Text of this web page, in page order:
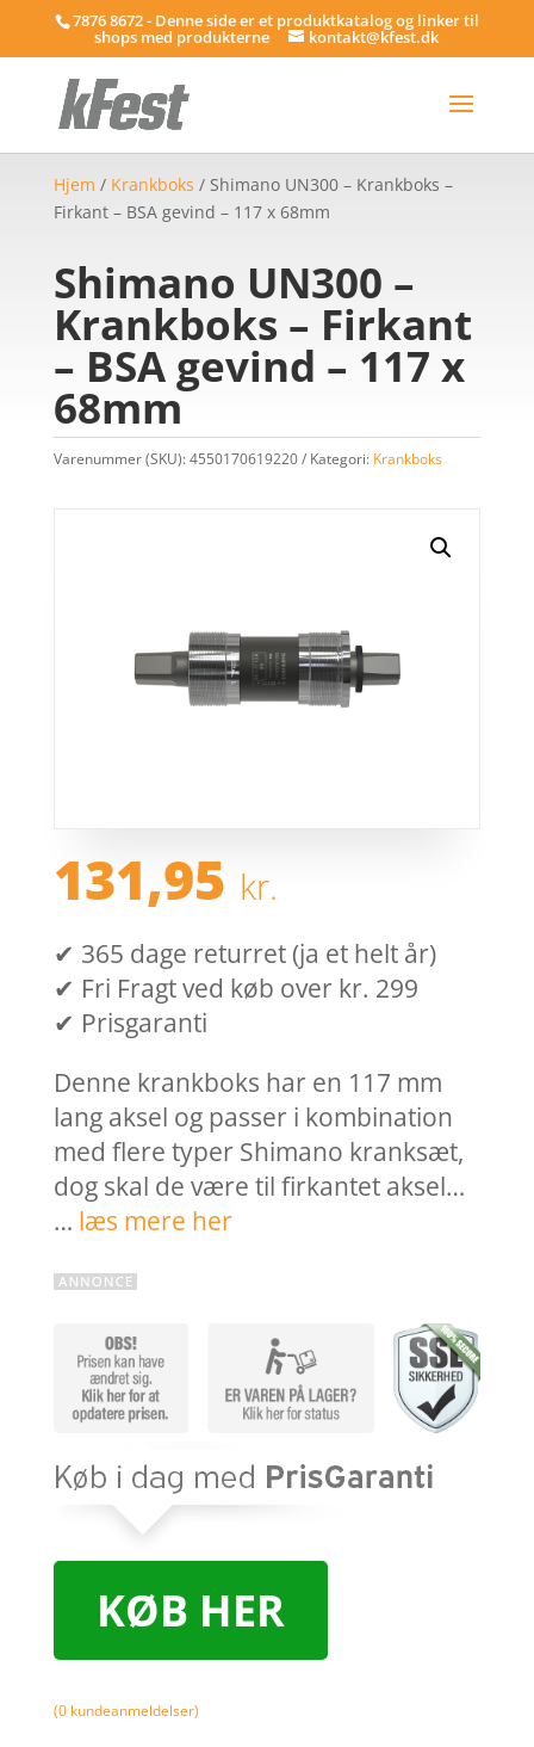
7876 8672 - Denne side er et produktkatalog og linker til
shops med produkterne kontakt@kfest.dk
Hjem / Krankboks / Shimano UN300 – Krankboks –
Firkant – BSA gevind – 117 x 68mm
Shimano UN300 –
Krankboks – Firkant
– BSA gevind – 117 x
68mm
Varenummer (SKU):4550170619220 Kategori: Krankboks
131,95 kr.
✔ 365 dage returret (ja et helt år)
✔ Fri Fragt ved køb over kr. 299
✔ Prisgaranti
Denne krankboks har en 117 mm
lang aksel og passer i kombination
med flere typer Shimano kranksæt,
dog skal de være til firkantet aksel…
… læs mere her
KØB HER
(0kundeanmeldelser)